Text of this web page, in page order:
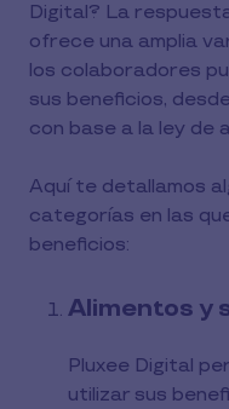
Digital? La
ofrece una amplia
los colaboradores
sus beneficios,
con base a la ley de
Aquí te detallamos
categorías en las
beneficios:
Alimentos y
Pluxee Digital
utilizar sus